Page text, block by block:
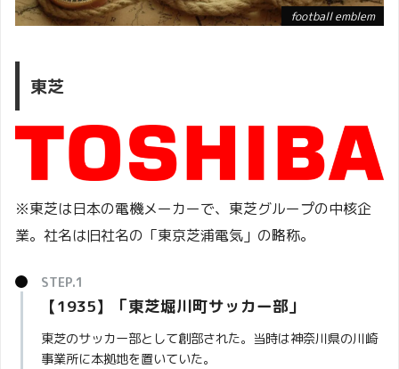
football emblem
東芝
※東芝は日本の電機メーカーで、東芝グループの中核企
業。社名は旧社名の「東京芝浦電気」の略称。
【1935】「東芝堀川町サッカー部」
東芝のサッカー部として創部された。当時は神奈川県の川崎
事業所に本拠地を置いていた。